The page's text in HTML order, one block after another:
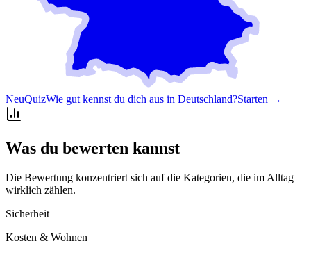
NeuQuizWie gut kennst du dich aus in Deutschland?Starten →
Was du bewerten kannst
Die Bewertung konzentriert sich auf die Kategorien, die im Alltag
wirklich zählen.
Sicherheit
Kosten & Wohnen